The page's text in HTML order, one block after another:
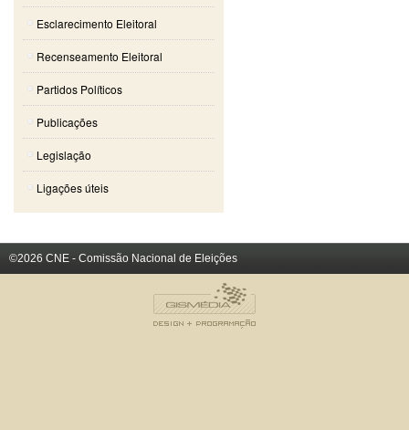
Esclarecimento Eleitoral
Recenseamento Eleitoral
Partidos Políticos
Publicações
Legislação
Ligações úteis
©2026 CNE - Comissão Nacional de Eleições